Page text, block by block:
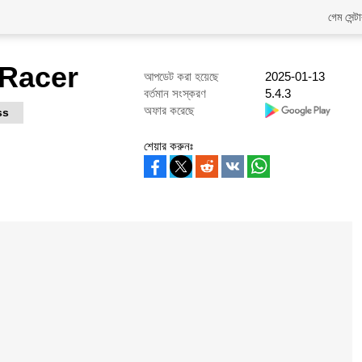
গেম
আপডেট করা হয়েছে
2025-01-13
বর্তমান সংস্করণ
5.4.3
অফার করেছে
শেয়ার করুনঃ